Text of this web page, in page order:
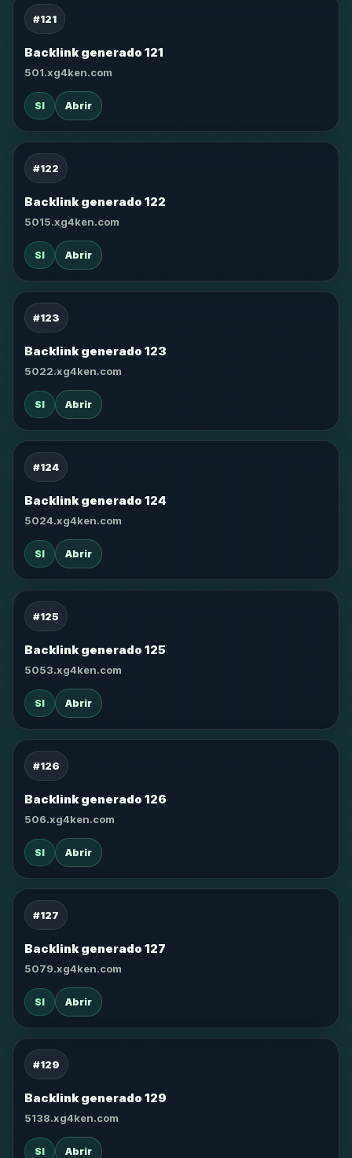
#121
Backlink generado 121
501.xg4ken.com
SI Abrir
#122
Backlink generado 122
5015.xg4ken.com
SI Abrir
#123
Backlink generado 123
5022.xg4ken.com
SI Abrir
#124
Backlink generado 124
5024.xg4ken.com
SI Abrir
#125
Backlink generado 125
5053.xg4ken.com
SI Abrir
#126
Backlink generado 126
506.xg4ken.com
SI Abrir
#127
Backlink generado 127
5079.xg4ken.com
SI Abrir
#129
Backlink generado 129
5138.xg4ken.com
SI Abrir